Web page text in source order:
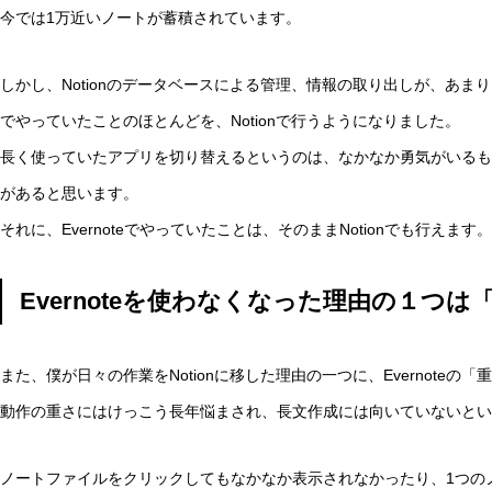
今では1万近いノートが蓄積されています。
しかし、Notionのデータベースによる管理、情報の取り出しが、あま
でやっていたことのほとんどを、Notionで行うようになりました。
長く使っていたアプリを切り替えるというのは、なかなか勇気がいる
があると思います。
それに、Evernoteでやっていたことは、そのままNotionでも行えます。
Evernoteを使わなくなった理由の１つは
また、僕が日々の作業をNotionに移した理由の一つに、Evernoteの「
動作の重さにはけっこう長年悩まされ、長文作成には向いていないと
ノートファイルをクリックしてもなかなか表示されなかったり、1つ